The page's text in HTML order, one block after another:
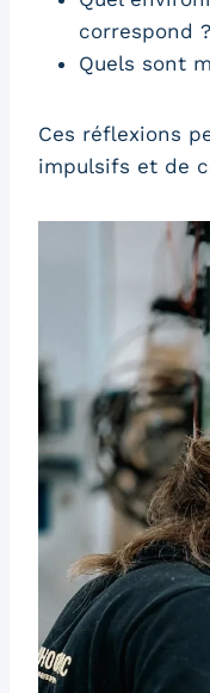
correspond ?
Quels sont
Ces réflexions
impulsifs et de